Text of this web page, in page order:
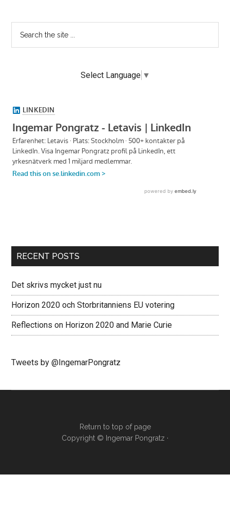
Select Language ▼
RECENT POSTS
Det skrivs mycket just nu
Horizon 2020 och Storbritanniens EU votering
Reflections on Horizon 2020 and Marie Curie
Tweets by @IngemarPongratz
Return to top of page
Copyright © Ingemar Pongratz ·